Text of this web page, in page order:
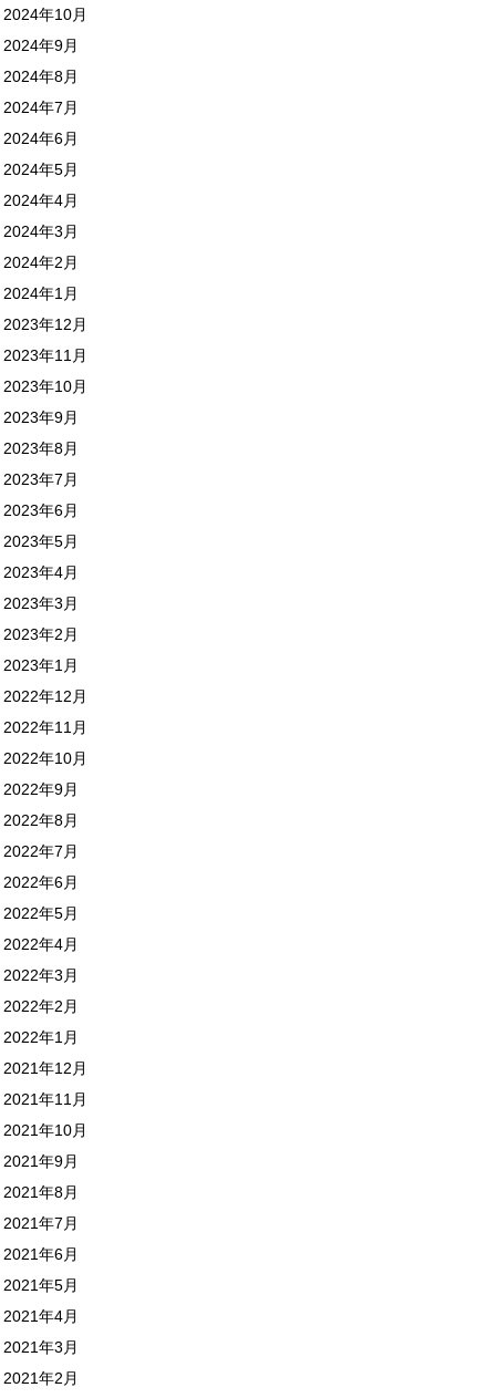
2024年10月
2024年9月
2024年8月
2024年7月
2024年6月
2024年5月
2024年4月
2024年3月
2024年2月
2024年1月
2023年12月
2023年11月
2023年10月
2023年9月
2023年8月
2023年7月
2023年6月
2023年5月
2023年4月
2023年3月
2023年2月
2023年1月
2022年12月
2022年11月
2022年10月
2022年9月
2022年8月
2022年7月
2022年6月
2022年5月
2022年4月
2022年3月
2022年2月
2022年1月
2021年12月
2021年11月
2021年10月
2021年9月
2021年8月
2021年7月
2021年6月
2021年5月
2021年4月
2021年3月
2021年2月